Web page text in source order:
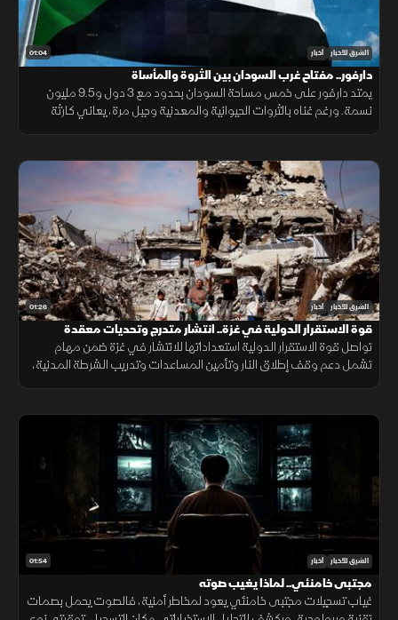
01:04 الشرق للأخبار أخبار
دارفور.. مفتاح غرب السودان بين الثروة والمأساة
يمتد دارفور على خمس مساحة السودان بحدود مع 3 دول و9.5 مليون
نسمة. ورغم غناه بالثروات الحيوانية والمعدنية وجبل مرة، يعاني كارثة
01:26 الشرق للأخبار أخبار
قوة الاستقرار الدولية في غزة.. انتشار متدرج وتحديات معقدة
تواصل قوة الاستقرار الدولية استعداداتها للانتشار في غزة ضمن مهام
تشمل دعم وقف إطلاق النار وتأمين المساعدات وتدريب الشرطة المدنية،
01:54 الشرق للأخبار أخبار
مجتبى خامنئي.. لماذا يغيب صوته
غياب تسجيلات مجتبى خامنئي يعود لمخاطر أمنية، فالصوت يحمل بصمات